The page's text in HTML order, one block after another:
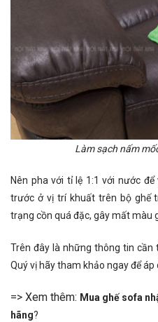
Làm sạch nấm
Nên pha với tỉ lệ 1:1 với nước
trước ở vị trí khuất trên bộ ghế
trạng cồn quá đặc, gây mất màu
Trên đây là những thông tin cần
Quý vị hãy tham khảo ngay để
=> Xem thêm: Mua ghế sofa
hãng?